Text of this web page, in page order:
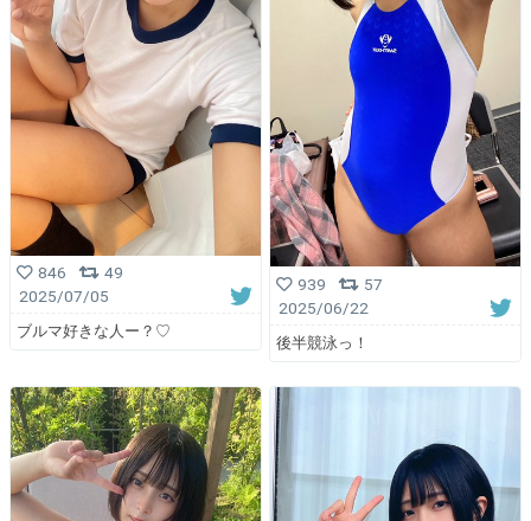
846
49
2025/07/05
ブルマ好きな人ー？♡
939
57
2025/06/22
後半競泳っ！